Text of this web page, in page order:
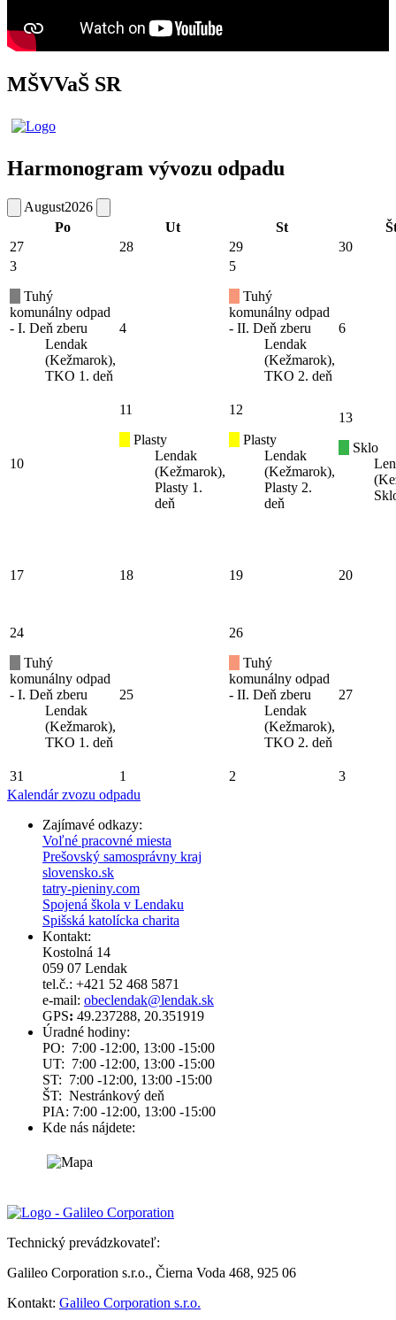
MŠVVaŠ SR
Harmonogram vývozu odpadu
August2026
Po
Ut St
27
28 29
30
3
Tuhý
komunálny odpad
- I. Deň zberu
Lendak
(Kežmarok),
TKO 1. deň
4
5
Tuhý
komunálny odpad
- II. Deň zberu
Lendak
(Kežmarok),
TKO 2. deň
6
10
11
Plasty
Lendak
(Kežmarok),
Plasty 1.
deň
12
Plasty
Lendak
(Kežmarok),
Plasty 2.
deň
13
Sklo
17 18 19 20
24
Tuhý
komunálny odpad
- I. Deň zberu
Lendak
(Kežmarok),
TKO 1. deň
25
26
Tuhý
komunálny odpad
- II. Deň zberu
Lendak
(Kežmarok),
TKO 2. deň
27
31 1 2
3
Kalendár zvozu odpadu
Zajímavé odkazy:
Voľné pracovné miesta
Prešovský samosprávny kraj
slovensko.sk
tatry-pieniny.com
Spojená škola v Lendaku
Spišská katolícka charita
Kontakt:
Kostolná 14
059 07 Lendak
tel.č.: +421 52 468 5871
e-mail: obeclendak@lendak.sk
GPS: 49.237288, 20.351919
Úradné hodiny:
PO: 7:00 -12:00, 13:00 -15:00
UT: 7:00 -12:00, 13:00 -15:00
ST: 7:00 -12:00, 13:00 -15:00
ŠT: Nestránkový deň
PIA: 7:00 -12:00, 13:00 -15:00
Kde nás nájdete:
Technický prevádzkovateľ:
Galileo Corporation s.r.o., Čierna Voda 468, 925 06
Kontakt: Galileo Corporation s.r.o.